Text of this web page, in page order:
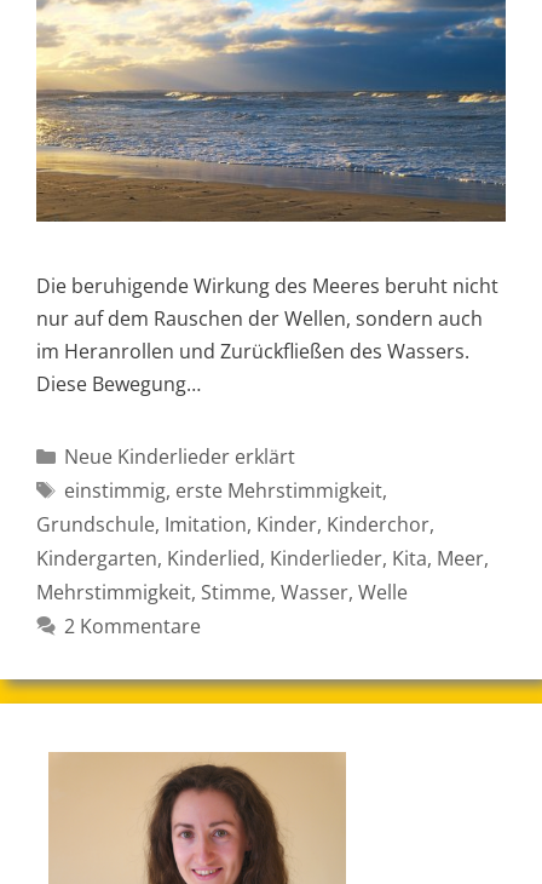
Die beruhigende Wirkung des Meeres beruht nicht
nur auf dem Rauschen der Wellen, sondern auch
im Heranrollen und Zurückfließen des Wassers.
Diese Bewegung…
Kategorien
Neue Kinderlieder erklärt
Schlagwörter
einstimmig, erste Mehrstimmigkeit,
Grundschule, Imitation, Kinder, Kinderchor,
Kindergarten, Kinderlied, Kinderlieder, Kita, Meer,
Mehrstimmigkeit, Stimme, Wasser, Welle
2 Kommentare